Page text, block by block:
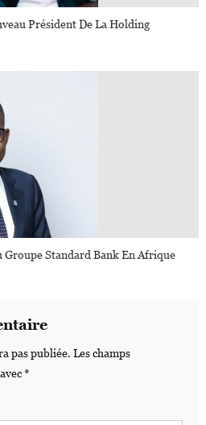
Président De La Holding
Groupe Standard Bank En Afrique
pas publiée. Les champs
*